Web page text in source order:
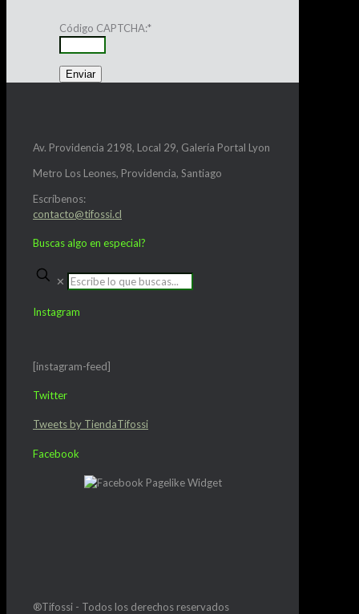
Código CAPTCHA:*
Av. Providencia 2198, Local 29, Galería Portal Lyon
Metro Los Leones, Providencia, Santiago
Escríbenos:
contacto@tifossi.cl
Buscas algo en especial?
✕
Instagram
[instagram-feed]
Twitter
Tweets by TiendaTifossi
Facebook
®Tifossi - Todos los derechos reservados